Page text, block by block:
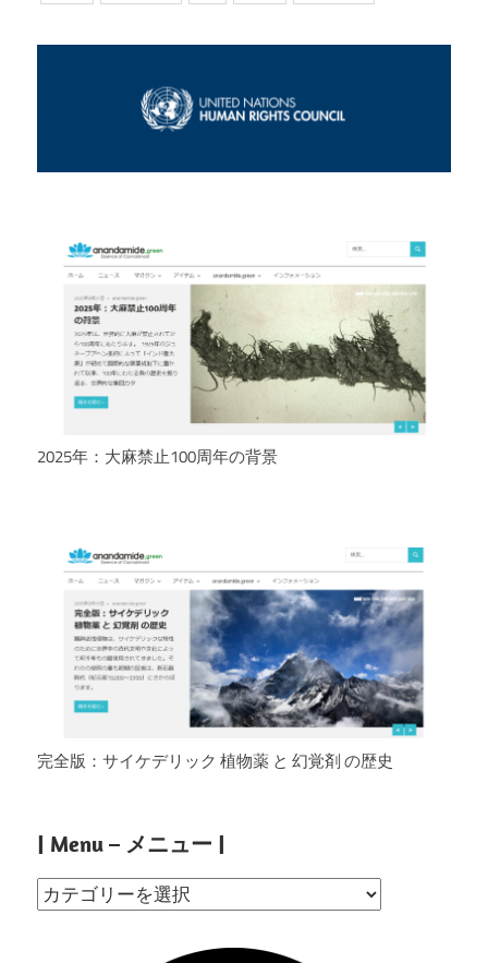
2025年：大麻禁止100周年の背景
完全版：サイケデリック 植物薬 と 幻覚剤 の歴史
| Menu – メニュー |